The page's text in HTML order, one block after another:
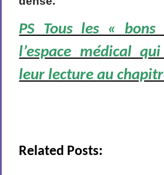
PS Tous les «
l’espace médical
leur lecture au
Related Posts: